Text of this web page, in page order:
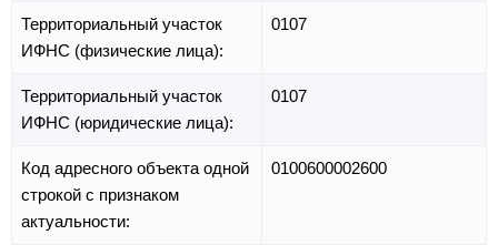
Территориальный участок
ИФНС (физические лица):
0107
Территориальный участок
ИФНС (юридические лица):
0107
Код адресного объекта одной
строкой с признаком
актуальности:
0100600002600